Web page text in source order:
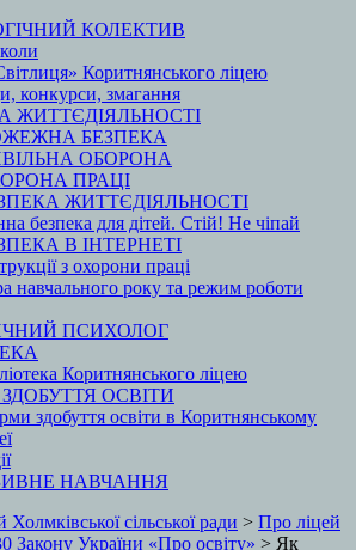
КОЛЕКТИВ
Коритнянського ліцею
конкурси, змагання
ЖИТТЄДІЯЛЬНОСТІ
БЕЗПЕКА
ОБОРОНА
ПРАЦІ
ЖИТТЄДІЯЛЬНОСТІ
безпека для дітей. Стій! Не чіпай
В ІНТЕРНЕТІ
з охорони праці
навчального року та режим роботи
ПСИХОЛОГ
Коритнянського ліцею
ОСВІТИ
здобуття освіти в Коритнянському
НАВЧАННЯ
сільської ради > Про ліцей
Закону України «Про освіту» > Як